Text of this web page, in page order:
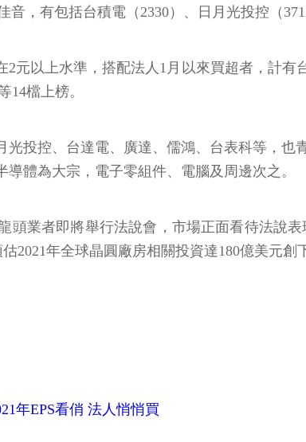
音，有包括台積電（2330）、日月光投控（
2元以上水準，搭配法人1月以來買超者，計
檔上榜。
光投控、台達電、廣達、儒鴻、台表科等，
體為大宗，電子零組件、電腦及周邊次之。
頭業者即將舉行法說會，市場正面看待法說
2021年全球晶圓廠房相關投資達180億美元
年EPS看俏 法人悄悄買